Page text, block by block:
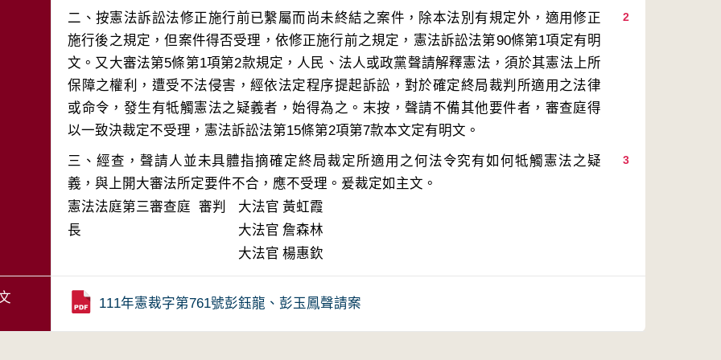
2
二、按憲法訴訟法修正施行前已繫屬而尚未終結之案件，除本法別有規定外，適用修正
施行後之規定，但案件得否受理，依修正施行前之規定，憲法訴訟法第90條第1項定有明
文。又大審法第5條第1項第2款規定，人民、法人或政黨聲請解釋憲法，須於其憲法上所
保障之權利，遭受不法侵害，經依法定程序提起訴訟，對於確定終局裁判所適用之法律
或命令，發生有牴觸憲法之疑義者，始得為之。末按，聲請不備其他要件者，審查庭得
3
三、經查，聲請人並未具體指摘確定終局裁定所適用之何法令究有如何牴觸憲法之疑
義，與上開大審法所定要件不合，應不受理。爰裁定如主文。
憲法法庭第三審查庭 審判
長
大法官 黃虹霞
大法官 詹森林
大法官 楊惠欽
111年憲裁字第761號彭鈺龍、彭玉鳳聲請案